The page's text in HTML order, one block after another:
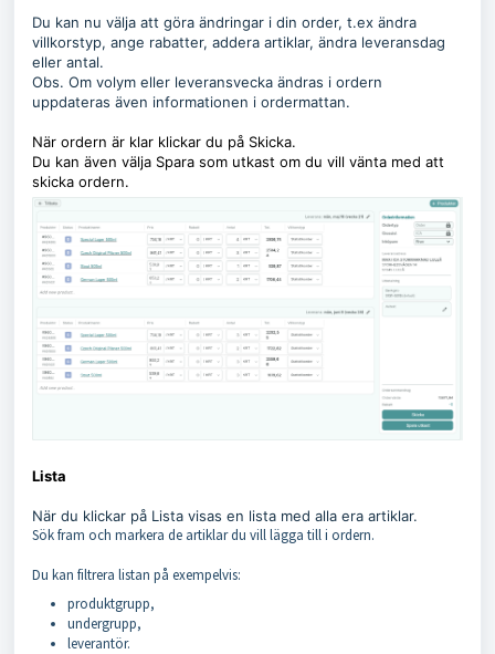
Du kan nu välja att göra ändringar i din order, t.ex ändra
villkorstyp, ange rabatter, addera artiklar, ändra leveransdag
eller antal.
Obs. Om volym eller leveransvecka ändras i ordern
uppdateras även informationen i ordermattan.
När ordern är klar klickar du på Skicka.
Du kan även välja Spara som utkast om du vill vänta med att
skicka ordern.
Lista
När du klickar på Lista visas en lista med alla era artiklar.
Sök fram och markera de artiklar du vill lägga till i ordern.
Du kan filtrera listan på exempelvis:
produktgrupp,
undergrupp,
leverantör.